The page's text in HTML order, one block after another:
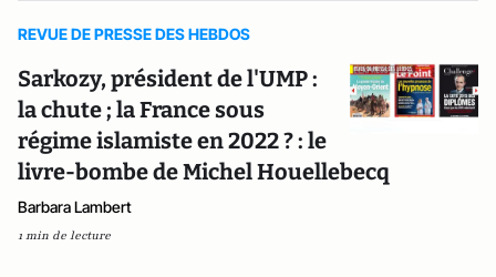
REVUE DE PRESSE DES HEBDOS
Sarkozy, président de l'UMP :
la chute ; la France sous
régime islamiste en 2022 ? : le
livre-bombe de Michel Houellebecq
Barbara Lambert
1 min de lecture